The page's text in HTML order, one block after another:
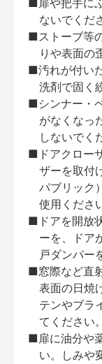
■扉や把手に
ないでくだ
■ストーブ等
りや表面の
■汚れが付い
洗剤で固く
■シンナー・
がなくなっ
しないでく
■ドアクロー
ザーを取付
パブリック
使用くださ
■ドアを開放
ーを、ドア
戸ダンパー
■窓際など直
表面の日焼
テンやブラ
てください。
■扉に油分や
い。しみや